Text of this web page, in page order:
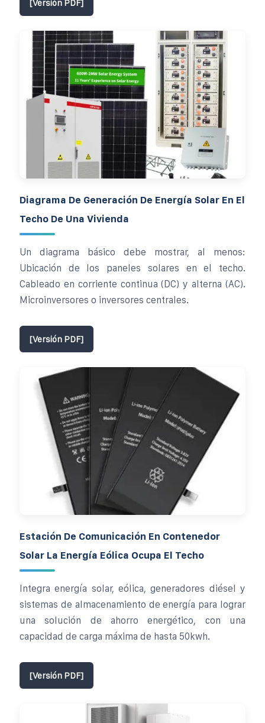
[Versión PDF]
Diagrama De Generación De Energía Solar En El
Techo De Una Vivienda
Un diagrama básico debe mostrar, al menos:
Ubicación de los paneles solares en el techo.
Cableado en corriente continua (DC) y alterna (AC).
Microinversores o inversores centrales.
[Versión PDF]
Estación De Comunicación En Contenedor
Solar La Energía Eólica Ocupa El Techo
Integra energía solar, eólica, generadores diésel y
sistemas de almacenamiento de energía para lograr
una solución de ahorro energético, con una
capacidad de carga máxima de hasta 50kwh.
[Versión PDF]